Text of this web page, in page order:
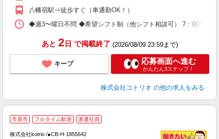
八幡宿駅⇒徒歩すぐ（車通勤OK！）
◆週3〜曜日不問 ◆希望シフト制（他シフト相談可） 7：00〜
あと 2 日 で掲載終了 (2026/08/09 23:59まで)
キープ 応募画面へ進む
かんたん3ステップ！
株式会社コトリオ の他の求人をみる
市原市 フルタイム歓迎 派遣社員
株式会社kotrio /●CB-H-1855642